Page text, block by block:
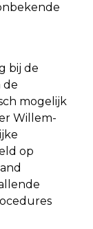
bij de
de
mogelijk
Willem-
op